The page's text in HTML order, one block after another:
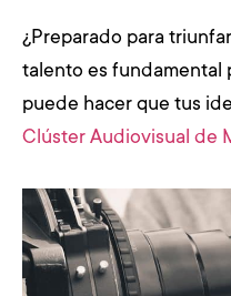
¿Preparado para
talento es fundamental
puede hacer que tus
Clúster Audiovisual de